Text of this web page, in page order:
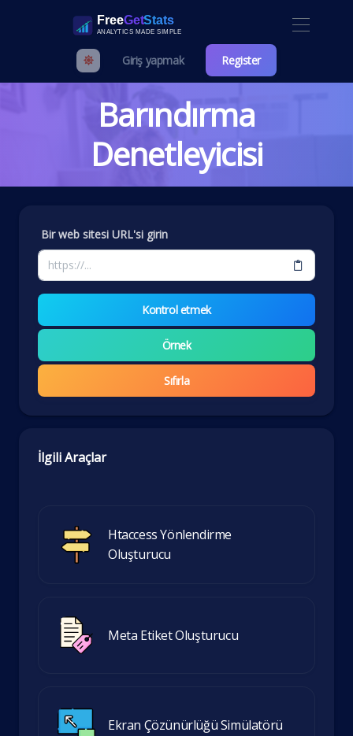
Giriş yapmak Register
Barındırma
Denetleyicisi
Bir web sitesi URL'si girin
Kontrol etmek
Örnek
Sıfırla
İlgili Araçlar
Htaccess Yönlendirme
Oluşturucu
Meta Etiket Oluşturucu
Ekran Çözünürlüğü Simülatörü